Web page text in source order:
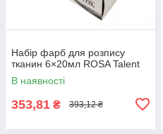
Набір фарб для розпису
тканин 6×20мл ROSA Talent
В наявності
353,81 ₴ 393,12 ₴